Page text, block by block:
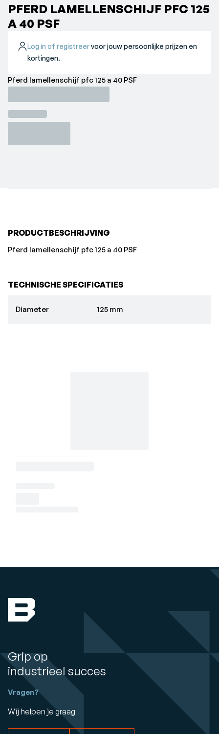
PFERD LAMELLENSCHIJF PFC 125
A 40 PSF
Log in of registreervoor jouw persoonlijke prijzen en
kortingen.
Pferd lamellenschijf pfc 125 a 40 PSF
PRODUCTBESCHRIJVING
Pferd lamellenschijf pfc 125 a 40 PSF
TECHNISCHE SPECIFICATIES
Diameter 125 mm
Grip op
industrieel succes
Vragen?
Wij helpen je graag